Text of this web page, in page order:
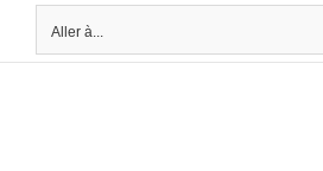
Aller à...